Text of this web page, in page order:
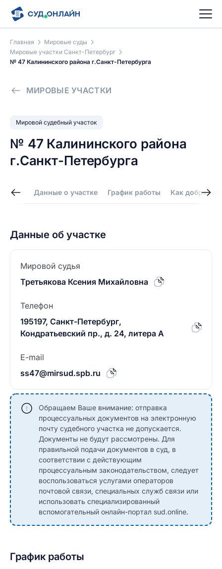
Главная
Мировые суды
Мировые участки Санкт-Петербург
№ 47 Калининского района г.Санкт-Петербурга
МИРОВЫЕ УЧАСТКИ
Мировой судебный участок
№ 47 Калининского района
г.Санкт-Петербурга
Данные о участке График работы Как добраться
Данные об участке
Мировой судья
Третьякова Ксения Михайловна
Телефон
195197, Санкт-Петербург,
Кондратьевский пр., д. 24, литера А
E-mail
ss47@mirsud.spb.ru
Обращаем Ваше внимание: отправка
процессуальных документов на электронную
почту судебного участка не допускается.
Документы не будут рассмотрены. Для
правильной подачи документов в суд, в
соответствии с действующим
процессуальным законодательством, следует
воспользоваться услугами операторов
почтовой связи, специальных служб связи или
использовать специализированный
вспомогательный онлайн-портал sud.online.
График работы